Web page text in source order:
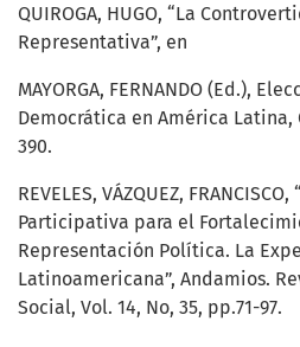
QUIROGA, HUGO, “La
Representativa”, en
MAYORGA, FERNANDO (Ed.),
Democrática en América Latina,
390.
REVELES, VÁZQUEZ,
Participativa para el
Representación Política. La
Latinoamericana”, Andamios.
Social, Vol. 14, No, 35, pp.71-97.